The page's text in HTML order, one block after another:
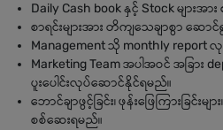
Daily Cash book နှင့် Stock များအာ
စာရင်းများအား တိကျသေချာစွာ ဆေ
Management သို monthly report
Marketing Team အပါအဝင် အခြား
ပူးပေါင်းလုပ်ဆောင်နိုင်ရမည်။
ဘောင်ချာဖွင့်ခြင်း၊ ဖုန်းဖြေကြားခြင်း
စစ်ဆေးရမည်။